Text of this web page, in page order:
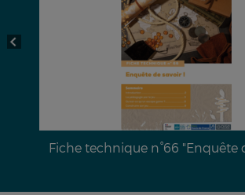
Dossier documentaire n°28 :